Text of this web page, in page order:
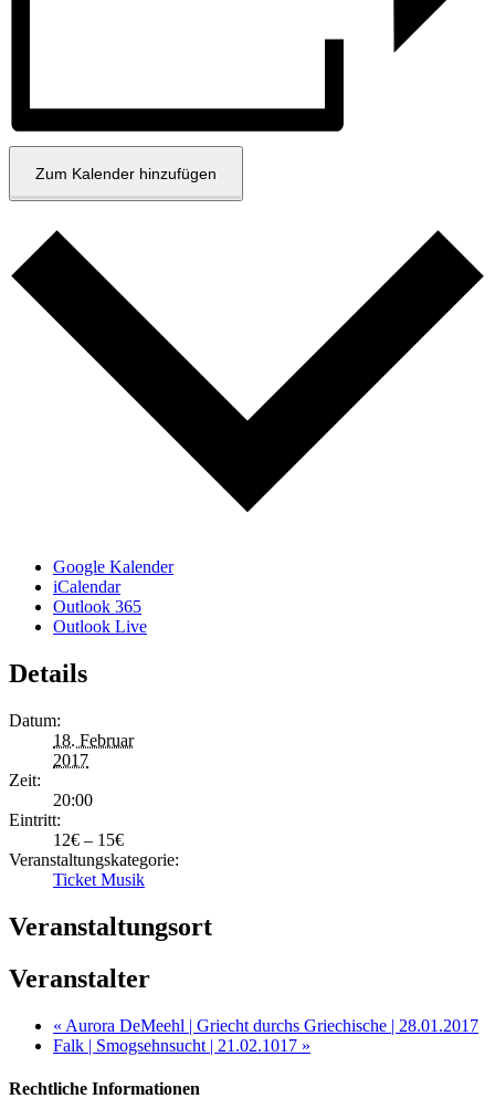
Zum Kalender hinzufügen
Google Kalender
iCalendar
Outlook 365
Outlook Live
Details
Datum:
18. Februar
2017
Zeit:
20:00
Eintritt:
12€ – 15€
Veranstaltungskategorie:
Ticket Musik
Veranstaltungsort
Veranstalter
« Aurora DeMeehl | Griecht durchs Griechische | 28.01.2017
Falk | Smogsehnsucht | 21.02.1017 »
Rechtliche Informationen